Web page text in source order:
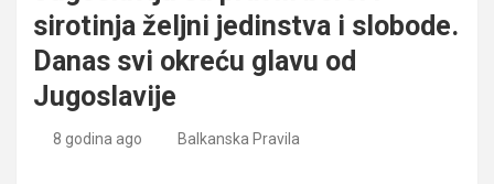
sirotinja željni jedinstva i slobode.
Danas svi okreću glavu od
Jugoslavije
8 godina ago Balkanska Pravila